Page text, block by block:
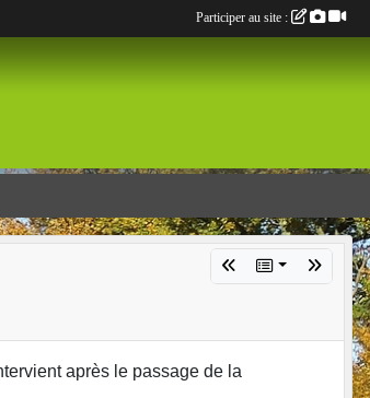
après le passage de la
Participer au site :